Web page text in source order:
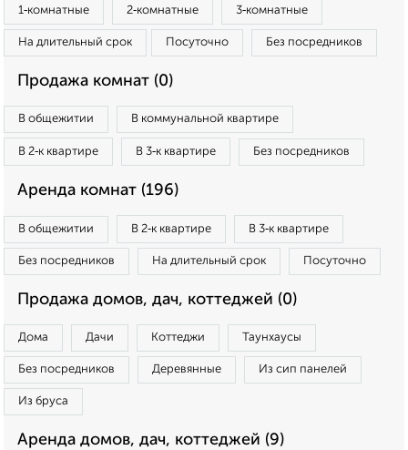
1‑комнатные 2‑комнатные 3‑комнатные
На длительный срок Посуточно Без посредников
Продажа комнат (0)
В общежитии В коммунальной квартире
В 2‑к квартире В 3‑к квартире Без посредников
Аренда комнат (196)
В общежитии В 2‑к квартире В 3‑к квартире
Без посредников На длительный срок Посуточно
Продажа домов, дач, коттеджей (0)
Дома Дачи Коттеджи Таунхаусы
Без посредников Деревянные Из сип панелей
Из бруса
Аренда домов, дач, коттеджей (9)